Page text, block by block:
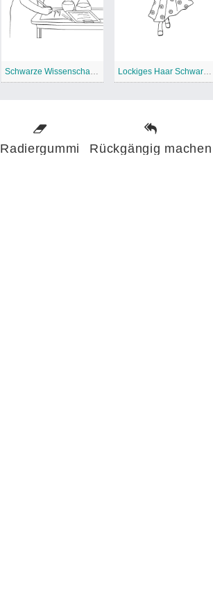
Schwarze Wissenschaftlerin Lockiges Haar Schwarz Grl
Radiergummi Rückgängig machen